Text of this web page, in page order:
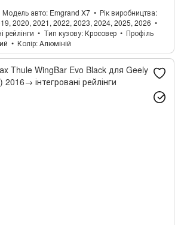
Модель авто Emgrand X7
Рік виробництва
2020, 2021, 2022, 2023, 2024, 2025, 2026
рейлінги Тип кузову Кросовер
Профіль
Колір Алюміній